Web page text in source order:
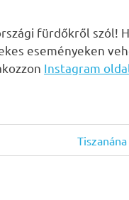
fürdőkről szól!
eseményeken
Instagram
Next
Post: